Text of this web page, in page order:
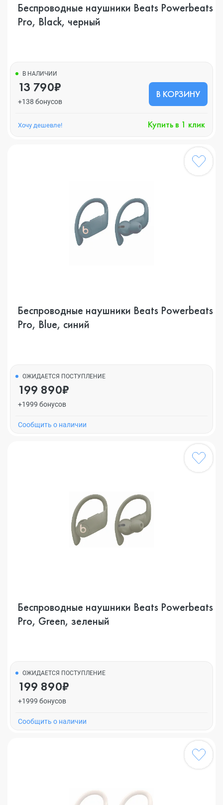
Беспроводные наушники Beats Powerbeats
Pro, Black, черный
В НАЛИЧИИ
13 790₽
+138 бонусов
В КОРЗИНУ
Хочу дешевле! Купить в 1 клик
Беспроводные наушники Beats Powerbeats
Pro, Blue, синий
ОЖИДАЕТСЯ ПОСТУПЛЕНИЕ
199 890₽
+1999 бонусов
Cообщить о наличии
Беспроводные наушники Beats Powerbeats
Pro, Green, зеленый
ОЖИДАЕТСЯ ПОСТУПЛЕНИЕ
199 890₽
+1999 бонусов
Cообщить о наличии